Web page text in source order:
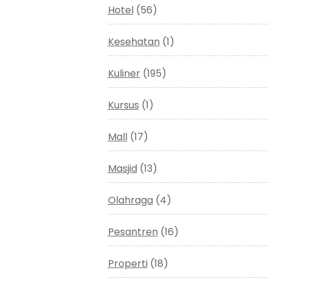
Hotel(56)
Kesehatan (1)
Kuliner(195)
Kursus (1)
Mall(17)
Masjid (13)
Olahraga (4)
Pesantren (16)
Properti(18)